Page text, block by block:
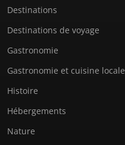
Destinations
Destinations de voyage
Gastronomie
Gastronomie et cuisine locale
Histoire
Hébergements
Nature